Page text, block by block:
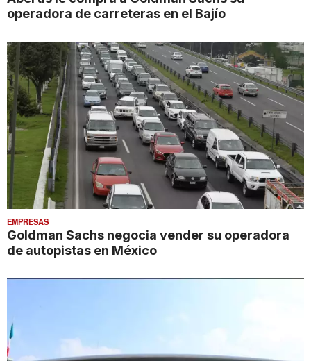
operadora de carreteras en el Bajío
EMPRESAS
Goldman Sachs negocia vender su operadora
de autopistas en México